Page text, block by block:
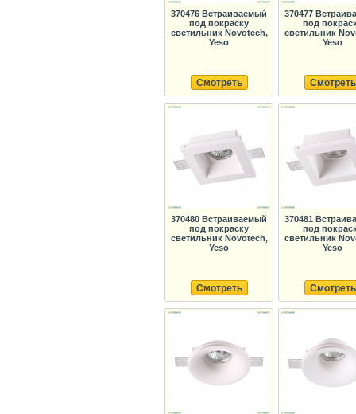
370476 Встраиваемый
под покраску
светильник Novotech,
Yeso
Смотреть
370477
под
светильник
Yeso
Смотреть
370480 Встраиваемый
под покраску
светильник Novotech,
Yeso
Смотреть
370481
под
светильник
Yeso
Смотреть